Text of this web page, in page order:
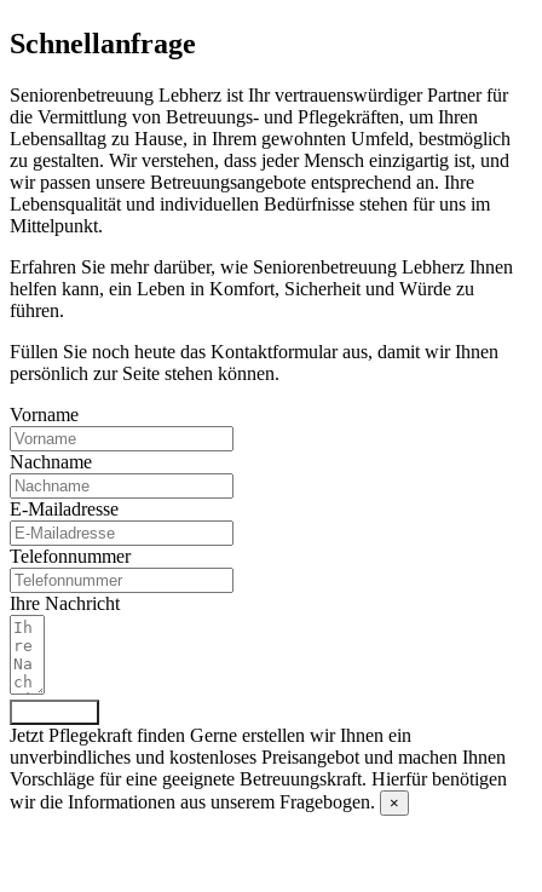
Schnell­anfrage
Seniorenbetreuung Lebherz ist Ihr vertrauenswürdiger Partner für
die Vermittlung von Betreuungs- und Pflegekräften, um Ihren
Lebensalltag zu Hause, in Ihrem gewohnten Umfeld, bestmöglich
zu gestalten. Wir verstehen, dass jeder Mensch einzigartig ist, und
wir passen unsere Betreuungsangebote entsprechend an. Ihre
Lebensqualität und individuellen Bedürfnisse stehen für uns im
Mittelpunkt.
Erfahren Sie mehr darüber, wie Seniorenbetreuung Lebherz Ihnen
helfen kann, ein Leben in Komfort, Sicherheit und Würde zu
führen.
Füllen Sie noch heute das Kontaktformular aus, damit wir Ihnen
persönlich zur Seite stehen können.
Vorname
Nachname
E-Mailadresse
Telefonnummer
Ihre Nachricht
Jetzt Pflegekraft finden Gerne erstellen wir Ihnen ein
unverbindliches und kostenloses Preisangebot und machen Ihnen
Vorschläge für eine geeignete Betreuungskraft. Hierfür benötigen
wir die Informationen aus unserem Fragebogen.
×